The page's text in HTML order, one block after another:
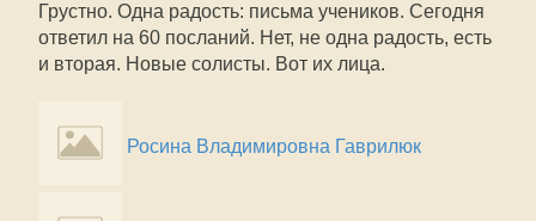
Грустно. Одна радость: письма учеников. Сегодня
ответил на 60 посланий. Нет, не одна радость, есть
и вторая. Новые солисты. Вот их лица.
Росина Владимировна Гаврилюк